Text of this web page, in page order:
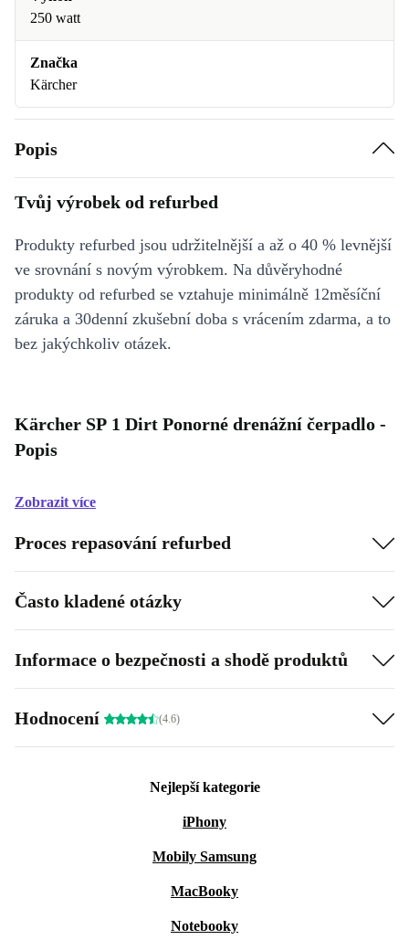
250 watt
Značka
Kärcher
Popis
Tvůj výrobek od refurbed
Produkty refurbed jsou udržitelnější a až o 40 % levnější
ve srovnání s novým výrobkem. Na důvěryhodné
produkty od refurbed se vztahuje minimálně 12měsíční
záruka a 30denní zkušební doba s vrácením zdarma, a to
bez jakýchkoliv otázek.
Kärcher SP 1 Dirt Ponorné drenážní čerpadlo -
Popis
Zobrazit více
Proces repasování refurbed
Často kladené otázky
Informace o bezpečnosti a shodě produktů
Hodnocení (4.6)
Nejlepší kategorie
iPhony
Mobily Samsung
MacBooky
Notebooky